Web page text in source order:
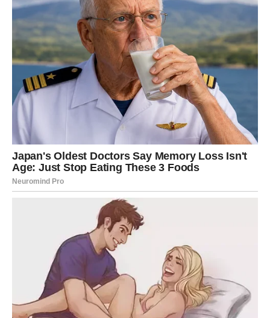
Sudbina vam do kraja marta donosi priliku da shvatite
koliko se trud ponekad isplati onda kada se najmanje
nadamo.
Blizanci
Za Blizance cigansko proročanstvo govori o susretima i
vestima koje dolaze iznenada. Do kraja marta mogli biste
dobiti poruku ili poziv koji pokreće važne misli i odluke.
Na poslovnom planu biće mnogo komunikacije i
dogovora. Važno je da ne žurite sa odlukama i da pažljivo
slušate ono što vam drugi govore.
U ljubavi postoji mogućnost da se pojavi osoba iz
prošlosti ili da neko pokaže emocije koje je dugo skrivao.
Slobodni Blizanci mogli bi doživeti zanimljiv susret koji
počinje kao prijateljstvo, a kasnije prerasta u nešto više.
Ovo je period u kojem će vam intuicija pomoći da